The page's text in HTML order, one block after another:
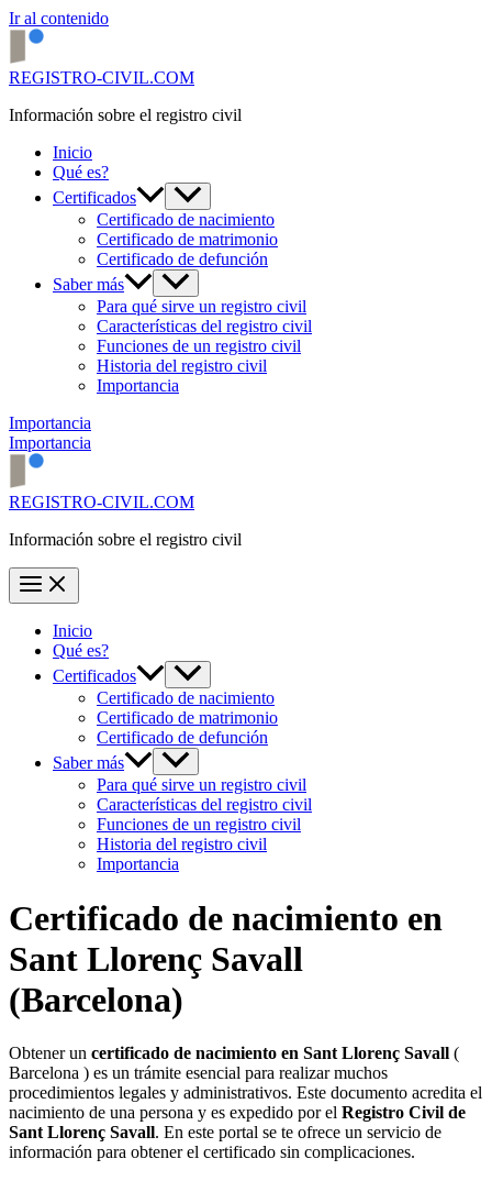
Ir al contenido
REGISTRO-CIVIL.COM
Información sobre el registro civil
Inicio
Qué es?
Certificados
Certificado de nacimiento
Certificado de matrimonio
Certificado de defunción
Saber más
Para qué sirve un registro civil
Características del registro civil
Funciones de un registro civil
Historia del registro civil
Importancia
Importancia
Importancia
REGISTRO-CIVIL.COM
Información sobre el registro civil
Inicio
Qué es?
Certificados
Certificado de nacimiento
Certificado de matrimonio
Certificado de defunción
Saber más
Para qué sirve un registro civil
Características del registro civil
Funciones de un registro civil
Historia del registro civil
Importancia
Certificado de nacimiento en
Sant Llorenç Savall
(Barcelona)
Obtener un certificado de nacimiento en Sant Llorenç Savall (
Barcelona ) es un trámite esencial para realizar muchos
procedimientos legales y administrativos. Este documento acredita el
nacimiento de una persona y es expedido por el Registro Civil de
Sant Llorenç Savall. En este portal se te ofrece un servicio de
información para obtener el certificado sin complicaciones.